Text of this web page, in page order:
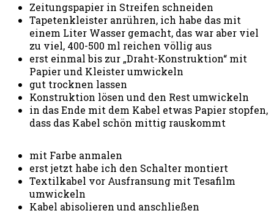
Zeitungspapier in Streifen schneiden
Tapetenkleister anrühren, ich habe das mit
einem Liter Wasser gemacht, das war aber viel
zu viel, 400-500 ml reichen völlig aus
erst einmal bis zur „Draht-Konstruktion“ mit
Papier und Kleister umwickeln
gut trocknen lassen
Konstruktion lösen und den Rest umwickeln
in das Ende mit dem Kabel etwas Papier stopfen,
dass das Kabel schön mittig rauskommt
mit Farbe anmalen
erst jetzt habe ich den Schalter montiert
Textilkabel vor Ausfransung mit Tesafilm
umwickeln
Kabel abisolieren und anschließen